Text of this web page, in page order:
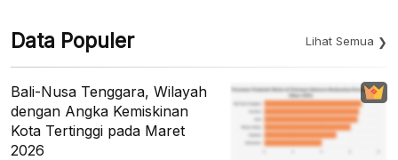
Data Populer Lihat Semua
Bali-Nusa Tenggara, Wilayah
dengan Angka Kemiskinan
Kota Tertinggi pada Maret
2026